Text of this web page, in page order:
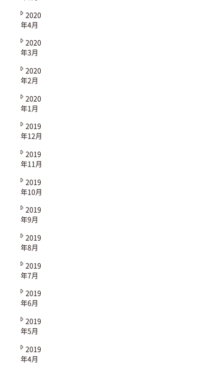
2020
年4月
2020
年3月
2020
年2月
2020
年1月
2019
年12月
2019
年11月
2019
年10月
2019
年9月
2019
年8月
2019
年7月
2019
年6月
2019
年5月
2019
年4月